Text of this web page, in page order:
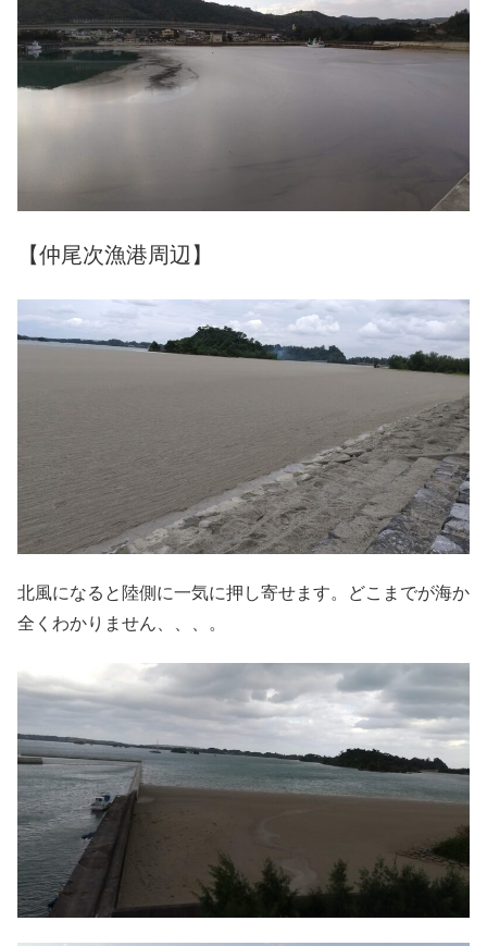
【仲尾次漁港周辺】
北風になると陸側に一気に押し寄せます。どこまでが海か
全くわかりません、、、。